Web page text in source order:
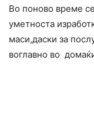
Во поново време
уметноста
маси,даски за
воглавно во